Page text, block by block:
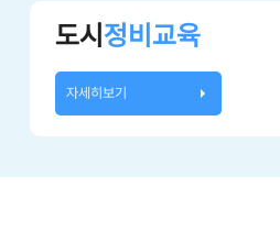
도시 정비교육
자세히보기